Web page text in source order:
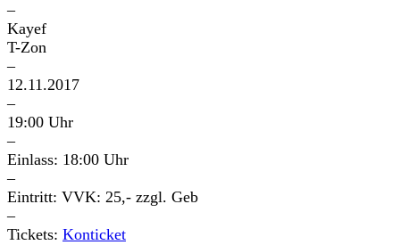
–
Kayef
T-Zon
–
12.11.2017
–
19:00 Uhr
–
Einlass: 18:00 Uhr
–
Eintritt: VVK: 25,- zzgl. Geb
–
Tickets: Konticket